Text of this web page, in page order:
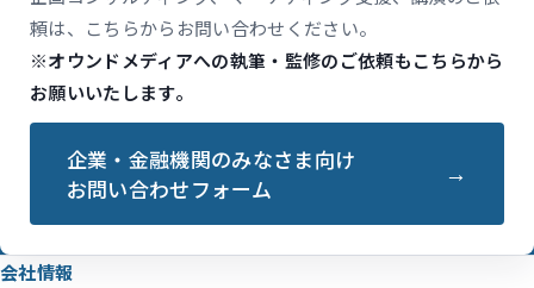
頼は、こちらからお問い合わせください。
※オウンドメディアへの執筆・監修のご依頼もこちらから
お願いいたします。
企業・金融機関のみなさま向け
お問い合わせフォーム
会社情報